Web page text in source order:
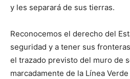
y les separará de sus tierras.
Reconocemos el derecho del
seguridad y a tener sus
el trazado previsto del muro de
marcadamente de la Línea